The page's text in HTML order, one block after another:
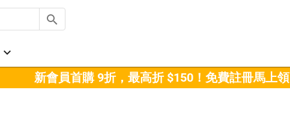
新會員首購 9折，最高折 $150！免費註冊馬上領